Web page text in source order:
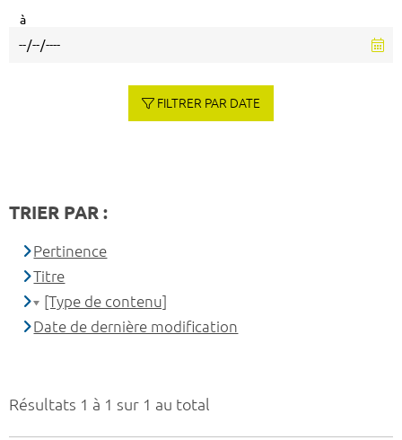
Résultats 1 à 1 sur 1 au total
à
FILTRER PAR DATE
TRIER PAR :
Pertinence
Titre
[Type de contenu]
Date de dernière modification